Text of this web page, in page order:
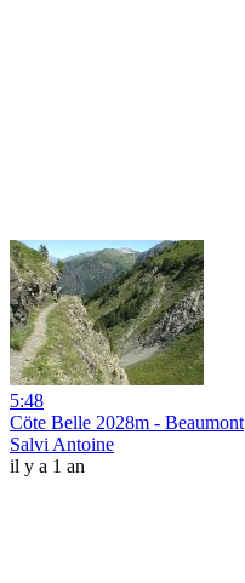
5:48
Cöte Belle 2028m - Beaumont
Salvi Antoine
il y a 1 an